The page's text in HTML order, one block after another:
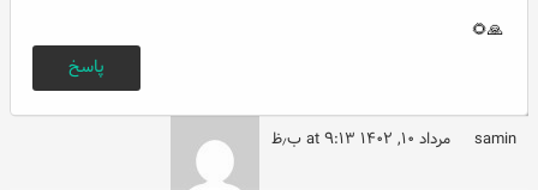
🙏🌻
پاسخ
samin مرداد ۱۰, ۱۴۰۲ at ۹:۱۳ ب٫ظ